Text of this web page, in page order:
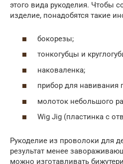
этого вида рукоделия. Чтобы
изделие, понадобятся такие
бокорезы;
тонкогубцы и
наковаленка;
прибор для навивания
молоток небольшого
Wig Jig (пластинка с
Рукоделие из проволоки для
результат менее
можно изготавливать